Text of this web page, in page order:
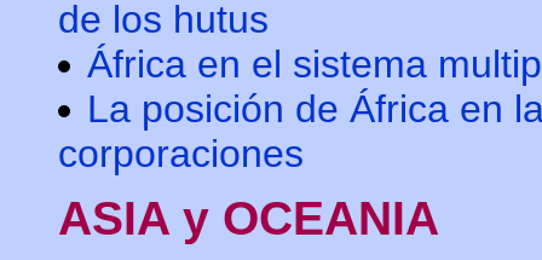
de los hutus
África en el sistema
La posición de África en
corporaciones
ASIA y OCEANIA